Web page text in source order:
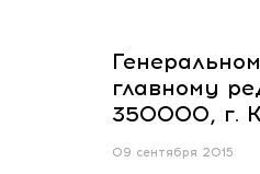
главному
350000, г.
09 сентября 2015